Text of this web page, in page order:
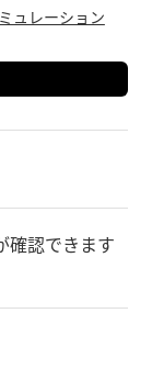
ュレーション
確認できます